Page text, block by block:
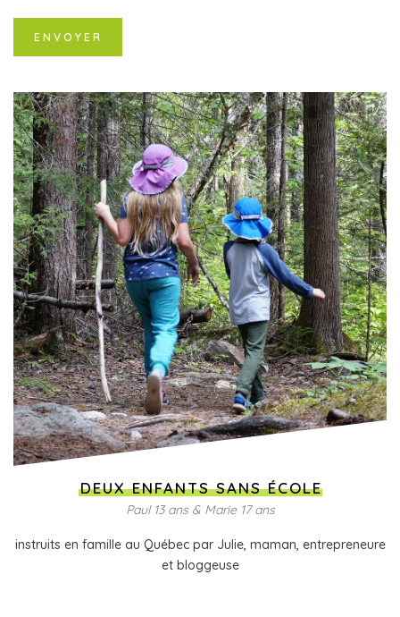
DEUX ENFANTS SANS ÉCOLE
Paul 13 ans & Marie 17 ans
instruits en famille au Québec par Julie, maman, entrepreneure
et bloggeuse